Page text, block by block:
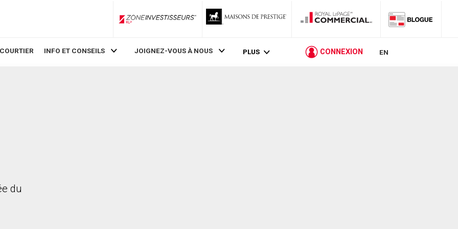
ZoneInvestisseurs RLP
INFO ET CONSEILS JOIGNEZ-VOUS À NOUS PLUS CONNEXION EN
du